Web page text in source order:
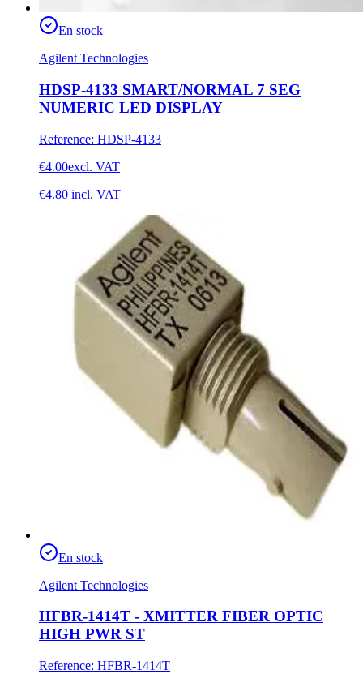
En stock
Agilent Technologies
HDSP-4133 SMART/NORMAL 7 SEG
NUMERIC LED DISPLAY
Reference: HDSP-4133
€4.00excl. VAT
€4.80 incl. VAT
En stock
Agilent Technologies
HFBR-1414T - XMITTER FIBER OPTIC
HIGH PWR ST
Reference: HFBR-1414T